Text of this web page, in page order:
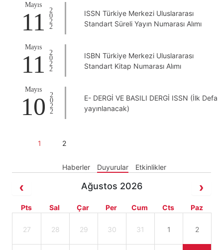
Mayıs
11 2022
ISSN Türkiye Merkezi Uluslararası
Standart Süreli Yayın Numarası Alımı
Mayıs
11 2022
ISBN Türkiye Merkezi Uluslararası
Standart Kitap Numarası Alımı
Mayıs
10 2022
E- DERGİ VE BASILI DERGİ ISSN (İlk Defa
yayınlanacak)
1 2
Haberler Duyurular Etkinlikler
Ağustos 2026
Pts Sal Çar Per Cum Cts Paz
27 28 29 30 31 1 2